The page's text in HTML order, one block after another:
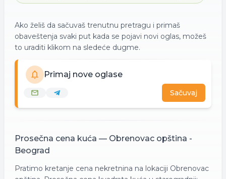
Ako želiš da sačuvaš trenutnu pretragu i primaš
obaveštenja svaki put kada se pojavi novi oglas, možeš
to uraditi klikom na sledeće dugme.
Primaj nove oglase
Sačuvaj
Prosečna cena kuća — Obrenovac opština -
Beograd
Pratimo kretanje cena nekretnina na lokaciji Obrenovac